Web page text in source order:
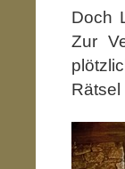
Doch
Zur